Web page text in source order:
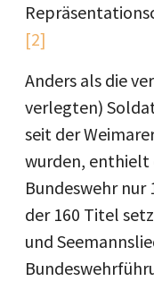
[2]
Anders als die
verlegten)
seit der
wurden, enthielt
Bundeswehr nur
der 160 Titel
und